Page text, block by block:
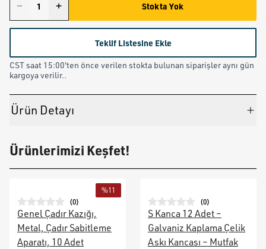
Stokta Yok
Teklif Listesine Ekle
CST saat 15:00'ten önce verilen stokta bulunan siparişler aynı gün
kargoya verilir..
Ürün Detayı
Ürünlerimizi Keşfet!
%11
(0)
Genel Çadır Kazığı,
Metal, Çadır Sabitleme
Aparatı, 10 Adet
(0)
S Kanca 12 Adet –
Galvaniz Kaplama Çelik
Askı Kancası – Mutfak